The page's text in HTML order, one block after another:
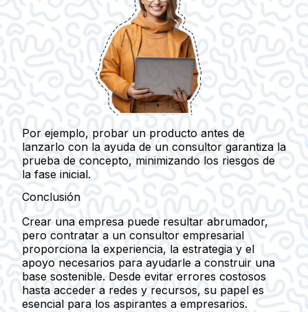
Por ejemplo, probar un producto antes de
lanzarlo con la ayuda de un consultor garantiza la
prueba de concepto, minimizando los riesgos de
la fase inicial.
Conclusión
Crear una empresa puede resultar abrumador,
pero contratar a un consultor empresarial
proporciona la experiencia, la estrategia y el
apoyo necesarios para ayudarle a construir una
base sostenible. Desde evitar errores costosos
hasta acceder a redes y recursos, su papel es
esencial para los aspirantes a empresarios.